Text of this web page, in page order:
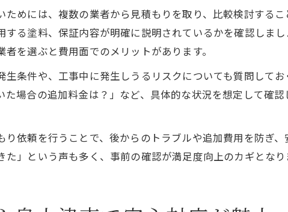
ためには、複数の業者から見積もりを取り、比較検討する
する塗料、保証内容が明確に説明されているかを確認しま
を選ぶと費用面でのメリットがあります。
生条件や、工事中に発生しうるリスクについても質問して
た場合の追加料金は？」など、具体的な状況を想定して確
り依頼を行うことで、後からのトラブルや追加費用を防ぎ
」という声も多く、事前の確認が満足度向上のカギとなり